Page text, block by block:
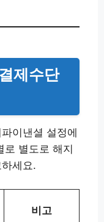
제수단
이낸셜 설정에
로 별도로 해지
세요.
비고